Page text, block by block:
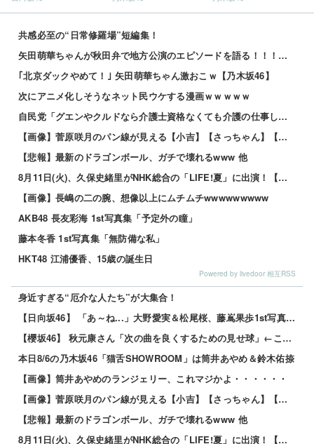
共感必至の“日常修羅場”短編集！
矢田萌華ちゃんが秋田弁で地方公演のエピソードを語る！！！【乃木坂46】
｢北京ダックやめて！｣ 矢田萌華ちゃん激おこｗ【乃木坂46】
次にアニメ化しそうなネット民ウケする漫画ｗｗｗｗｗ
自民党「グエンやクルドなら介護士資格なくても介護の仕事してええでー」
【画像】菅原咲月のパン線が見える【小吉】【さっちゃん】【乃木坂工事中】【乃木坂46】 他
【悲報】最新のドラゴンボール、ガチで壊れるwww 他
8月11日(火)、久保史緒里がNHK総合の「LIFE!夏」に出演！【元乃木坂46】 他
【画像】長嶋の二の腕、想像以上にムチムチwwwwwwwww
AKB48 長友彩海 1st写真集「予定外の瞳」
藤本冬香 1st写真集「無防備な私」
HKT48 江浦優香、15歳の誕生日
Powered by livedoor 相互RSS
身近すぎる“厄介な人たち”が大集合！
【日向坂46】 「あ～ね...」大野愛実＆松尾桜、藤嶌果歩1st写真集に耐えきれなくなるw
【櫻坂46】 秋元康さん「次の曲を良くするための見せ球」←これ次...
本日8/6の乃木坂46「猫舌SHOWROOM」は筒井あやめ＆鈴木佑捺
【画像】筒井あやめのランジェリー、これマジかよ・・・・・・
【画像】菅原咲月のパン線が見える【小吉】【さっちゃん】【乃木坂工事中】【乃木坂46】 他
【悲報】最新のドラゴンボール、ガチで壊れるwww 他
8月11日(火)、久保史緒里がNHK総合の「LIFE!夏」に出演！【元乃木坂46】 他